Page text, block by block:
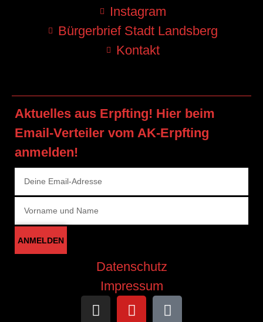
Instagram
Bürgerbrief Stadt Landsberg
Kontakt
Aktuelles aus Erpfting! Hier beim
Email-Verteiler vom AK-Erpfting
anmelden!
ANMELDEN
Datenschutz
Impressum